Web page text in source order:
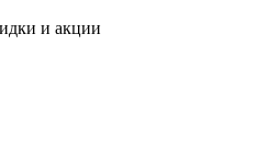
и акции